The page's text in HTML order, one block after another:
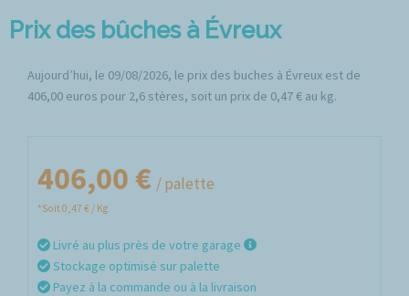
Prix des bûches à Évreux
Aujourd’hui, le 09/08/2026, le prix des buches à Évreux est de
406,00 euros pour 2,6 stères, soit un prix de 0,47 € au kg.
406,00 € / palette
*Soit 0,47 € / Kg
Livré au plus près de votre garage
Stockage optimisé sur palette
Payez à la commande ou à la livraison